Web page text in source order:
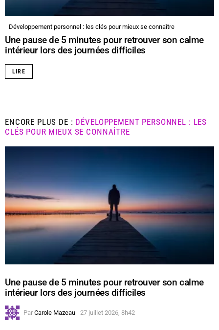
Développement personnel : les clés pour mieux se connaître
Une pause de 5 minutes pour retrouver son calme
intérieur lors des journées difficiles
LIRE
ENCORE PLUS DE : DÉVELOPPEMENT PERSONNEL : LES
CLÉS POUR MIEUX SE CONNAÎTRE
Une pause de 5 minutes pour retrouver son calme
intérieur lors des journées difficiles
Par Carole Mazeau 27 juillet 2026, 8h42